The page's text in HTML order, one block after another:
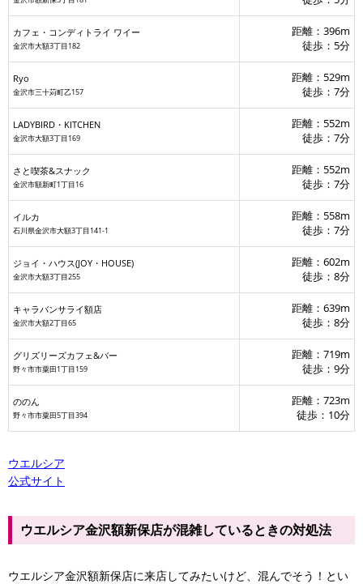
カフェ・コンディトライ ワイー
金沢市大額3丁目182
距離：396m
徒歩：5分
Ryo
金沢市三十苅町乙157
距離：529m
徒歩：7分
LADYBIRD・KITCHEN
金沢市大額3丁目169
距離：552m
徒歩：7分
さと喫茶&スナック
金沢市額新町1丁目16
距離：552m
徒歩：7分
イルカ
石川県金沢市大額3丁目141-1
距離：558m
徒歩：7分
ジョイ・ハウス(JOY・HOUSE)
金沢市大額3丁目255
距離：602m
徒歩：8分
キャラバンサライ額店
金沢市大額2丁目65
距離：639m
徒歩：8分
グリズリーズカフェ&バー
野々市市粟田1丁目159
距離：719m
徒歩：9分
ののん
野々市市粟田5丁目394
距離：723m
徒歩：10分
ウエルシア
公式サイト
ウエルシア金沢額新保店が混雑しているときの対処法
ウエルシア金沢額新保店に来店してみたいけど、混んでそう！とい